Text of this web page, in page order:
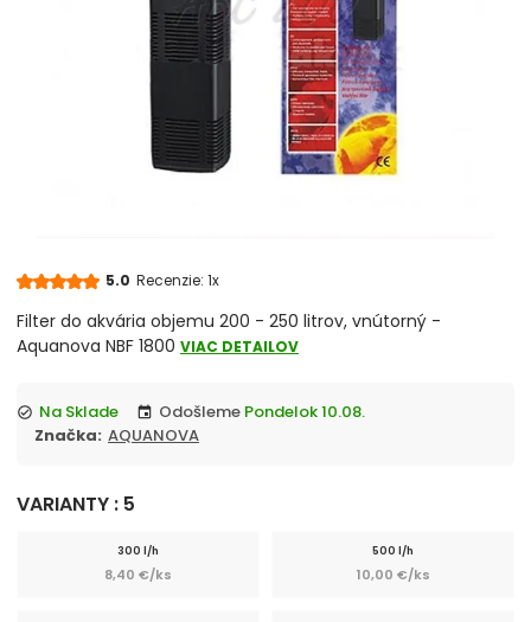
5.0 Recenzie: 1x
Filter do akvária objemu 200 - 250 litrov, vnútorný -
Aquanova NBF 1800 VIAC DETAILOV
check_circle Na Sklade event Odošleme Pondelok 10.08.
Značka:
AQUANOVA
VARIANTY : 5
300 l/h
8,40 €/ks
500 l/h
10,00 €/ks